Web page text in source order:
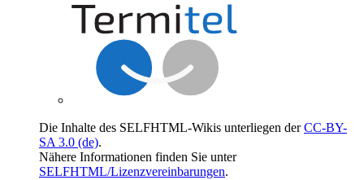
Die Inhalte des SELFHTML-Wikis unterliegen derCC-BY-
SA 3.0 (de).
Nähere Informationen finden Sie unter
SELFHTML/Lizenzvereinbarungen.